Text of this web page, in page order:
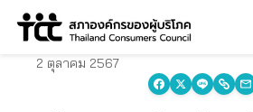
Skip
2 ตุลาคม 2567